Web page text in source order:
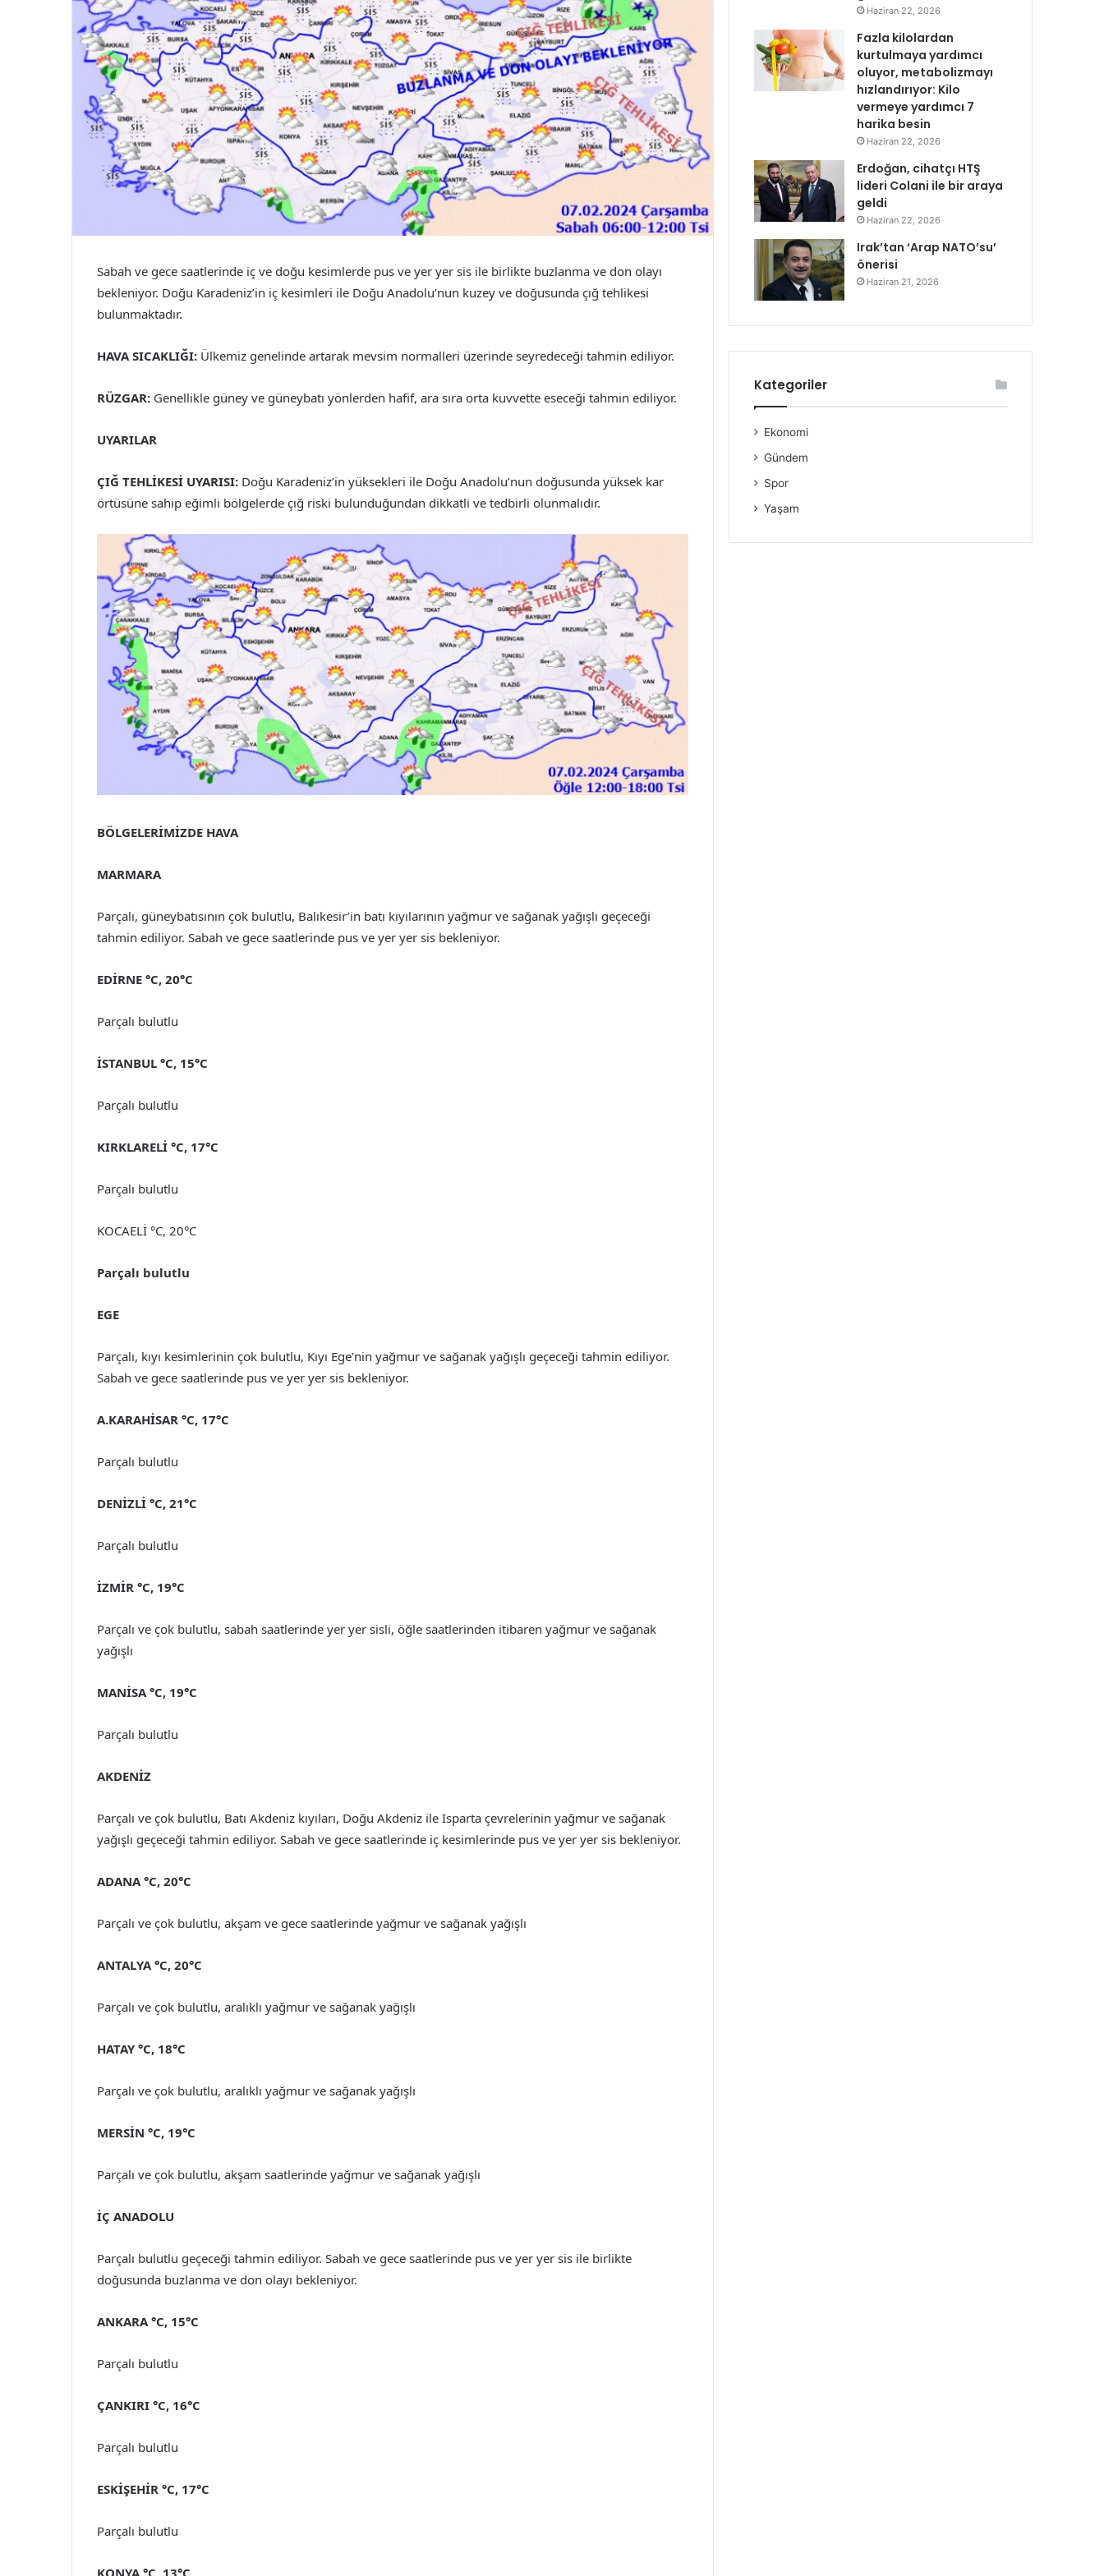
Sabah ve gece saatlerinde iç ve doğu kesimlerde pus ve yer yer sis ile birlikte buzlanma ve don olayı
bekleniyor. Doğu Karadeniz’in iç kesimleri ile Doğu Anadolu’nun kuzey ve doğusunda çığ tehlikesi
bulunmaktadır.
HAVA SICAKLIĞI: Ülkemiz genelinde artarak mevsim normalleri üzerinde seyredeceği tahmin ediliyor.
RÜZGAR: Genellikle güney ve güneybatı yönlerden hafif, ara sıra orta kuvvette eseceği tahmin ediliyor.
UYARILAR
ÇIĞ TEHLİKESİ UYARISI: Doğu Karadeniz’in yüksekleri ile Doğu Anadolu’nun doğusunda yüksek kar
örtüsüne sahip eğimli bölgelerde çığ riski bulunduğundan dikkatli ve tedbirli olunmalıdır.
BÖLGELERİMİZDE HAVA
MARMARA
Parçalı, güneybatısının çok bulutlu, Balıkesir’in batı kıyılarının yağmur ve sağanak yağışlı geçeceği
tahmin ediliyor. Sabah ve gece saatlerinde pus ve yer yer sis bekleniyor.
EDİRNE °C, 20°C
Parçalı bulutlu
İSTANBUL °C, 15°C
Parçalı bulutlu
KIRKLARELİ °C, 17°C
Parçalı bulutlu
KOCAELİ °C, 20°C
Parçalı bulutlu
EGE
Parçalı, kıyı kesimlerinin çok bulutlu, Kıyı Ege’nin yağmur ve sağanak yağışlı geçeceği tahmin ediliyor.
Sabah ve gece saatlerinde pus ve yer yer sis bekleniyor.
A.KARAHİSAR °C, 17°C
Parçalı bulutlu
DENİZLİ °C, 21°C
Parçalı bulutlu
İZMİR °C, 19°C
Parçalı ve çok bulutlu, sabah saatlerinde yer yer sisli, öğle saatlerinden itibaren yağmur ve sağanak
yağışlı
MANİSA °C, 19°C
Parçalı bulutlu
AKDENİZ
Parçalı ve çok bulutlu, Batı Akdeniz kıyıları, Doğu Akdeniz ile Isparta çevrelerinin yağmur ve sağanak
yağışlı geçeceği tahmin ediliyor. Sabah ve gece saatlerinde iç kesimlerinde pus ve yer yer sis bekleniyor.
ADANA °C, 20°C
Parçalı ve çok bulutlu, akşam ve gece saatlerinde yağmur ve sağanak yağışlı
ANTALYA °C, 20°C
Parçalı ve çok bulutlu, aralıklı yağmur ve sağanak yağışlı
HATAY °C, 18°C
Parçalı ve çok bulutlu, aralıklı yağmur ve sağanak yağışlı
MERSİN °C, 19°C
Parçalı ve çok bulutlu, akşam saatlerinde yağmur ve sağanak yağışlı
İÇ ANADOLU
Parçalı bulutlu geçeceği tahmin ediliyor. Sabah ve gece saatlerinde pus ve yer yer sis ile birlikte
doğusunda buzlanma ve don olayı bekleniyor.
ANKARA °C, 15°C
Parçalı bulutlu
ÇANKIRI °C, 16°C
Parçalı bulutlu
ESKİŞEHİR °C, 17°C
Parçalı bulutlu
Haziran 22, 2026
Fazla kilolardan
kurtulmaya yardımcı
oluyor, metabolizmayı
hızlandırıyor: Kilo
vermeye yardımcı 7
harika besin
Haziran 22, 2026
Erdoğan, cihatçı HTŞ
lideri Colani ile bir araya
geldi
Haziran 22, 2026
Irak’tan ‘Arap NATO’su’
önerisi
Haziran 21, 2026
Kategoriler
Ekonomi
Gündem
Spor
Yaşam